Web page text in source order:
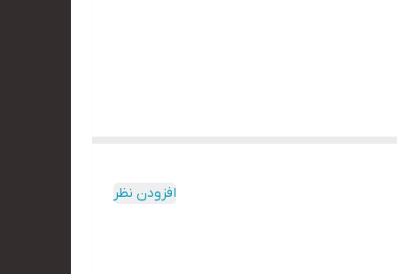
افزودن نظر